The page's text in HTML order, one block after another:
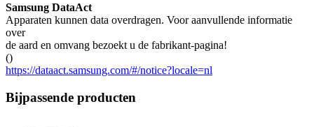
Samsung DataAct
Apparaten kunnen data overdragen. Voor aanvullende informatie
over
de aard en omvang bezoekt u de fabrikant-pagina!
()
https://dataact.samsung.com/#/notice?locale=nl
Bijpassende producten